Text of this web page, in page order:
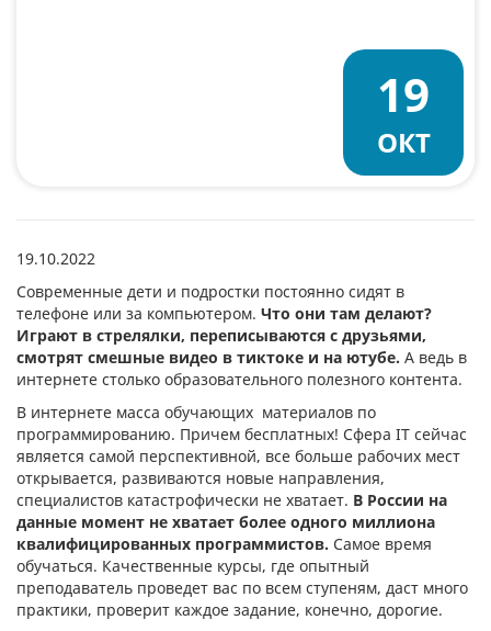
19
ОКТ
19.10.2022
Современные дети и подростки постоянно сидят в
телефоне или за компьютером. Что они там делают?
Играют в стрелялки, переписываются с друзьями,
смотрят смешные видео в тиктоке и на ютубе. А ведь в
интернете столько образовательного полезного контента.
В интернете масса обучающих материалов по
программированию. Причем бесплатных! Сфера IT сейчас
является самой перспективной, все больше рабочих мест
открывается, развиваются новые направления,
специалистов катастрофически не хватает. В России на
данные момент не хватает более одного миллиона
квалифицированных программистов. Самое время
обучаться. Качественные курсы, где опытный
преподаватель проведет вас по всем ступеням, даст много
практики, проверит каждое задание, конечно, дорогие.